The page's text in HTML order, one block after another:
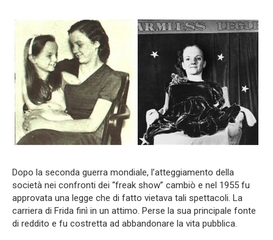
Dopo la seconda guerra mondiale, l’atteggiamento della
società nei confronti dei “freak show” cambiò e nel 1955 fu
approvata una legge che di fatto vietava tali spettacoli. La
carriera di Frida finì in un attimo. Perse la sua principale fonte
di reddito e fu costretta ad abbandonare la vita pubblica.